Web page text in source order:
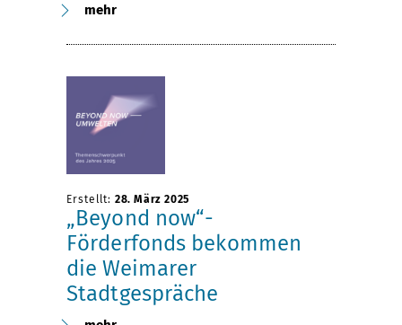
mehr
Erstellt: 28. März 2025
„Beyond now“-
Förderfonds bekommen
die Weimarer
Stadtgespräche